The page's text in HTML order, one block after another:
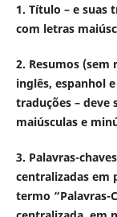
1. Título – e suas
com letras
2. Resumos
inglês, espanhol
traduções – deve
maiúsculas e
3. Palavras-
centralizadas em
termo “Palavras-